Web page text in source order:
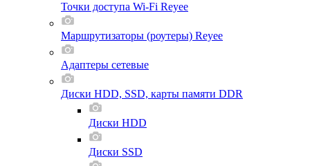
Точки доступа Wi-Fi Reyee
Маршрутизаторы (роутеры) Reyee
Адаптеры сетевые
Диски HDD, SSD, карты памяти DDR
Диски HDD
Диски SSD